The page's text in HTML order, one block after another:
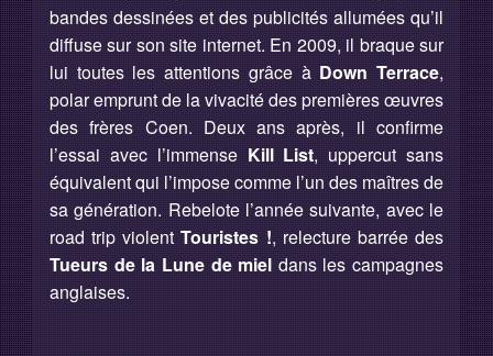
bandes dessinées et des publicités allumées qu’il
diffuse sur son site internet. En 2009, il braque sur
lui toutes les attentions grâce à Down Terrace,
polar emprunt de la vivacité des premières œuvres
des frères Coen. Deux ans après, il confirme
l’essai avec l’immense Kill List, uppercut sans
équivalent qui l’impose comme l’un des maîtres de
sa génération. Rebelote l’année suivante, avec le
road trip violentTouristes !, relecture barrée des
Tueurs de la Lune de miel dans les campagnes
anglaises.